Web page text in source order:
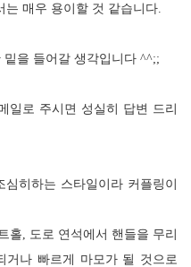
는 매우 용이할 것 같습니다
을 들어갈 생각입니다 ^^;;
일로 주시면 성실히 답변 드리
히하는 스타일이라 커플링이
홀, 도로 연석에서 핸들을 무리
거나 빠르게 마모가 될 것으로